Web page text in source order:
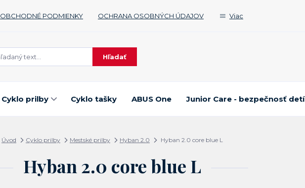
OBCHODNÉ PODMIENKY OCHRANA OSOBNÝCH ÚDAJOV Viac
Hľadať
Cyklo prilby Cyklo tašky ABUS One Junior Care - bezpečnosť detí
Úvod Cyklo prilby Mestské prilby Hyban 2.0 Hyban 2.0 core blue L
Hyban 2.0 core blue L